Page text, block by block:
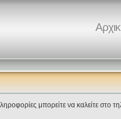
μπορείτε να καλείτε στο